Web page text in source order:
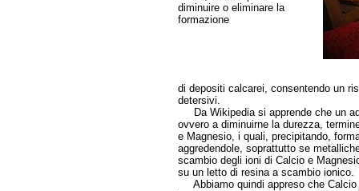
diminuire o eliminare la
formazione
di depositi calcarei, consentendo un
detersivi.
Da Wikipedia si apprende che un
ovvero a diminuirne la durezza,
e Magnesio, i quali, precipitando,
aggredendole, soprattutto se
scambio degli ioni di Calcio e
su un letto di resina a scambio ionico.
Abbiamo quindi appreso che Calcio